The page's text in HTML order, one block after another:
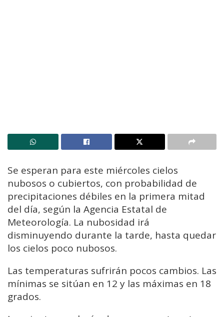
Se esperan para este miércoles cielos
nubosos o cubiertos, con probabilidad de
precipitaciones débiles en la primera mitad
del día, según la Agencia Estatal de
Meteorología. La nubosidad irá
disminuyendo durante la tarde, hasta quedar
los cielos poco nubosos.
Las temperaturas sufrirán pocos cambios. Las
mínimas se sitúan en 12 y las máximas en 18
grados.